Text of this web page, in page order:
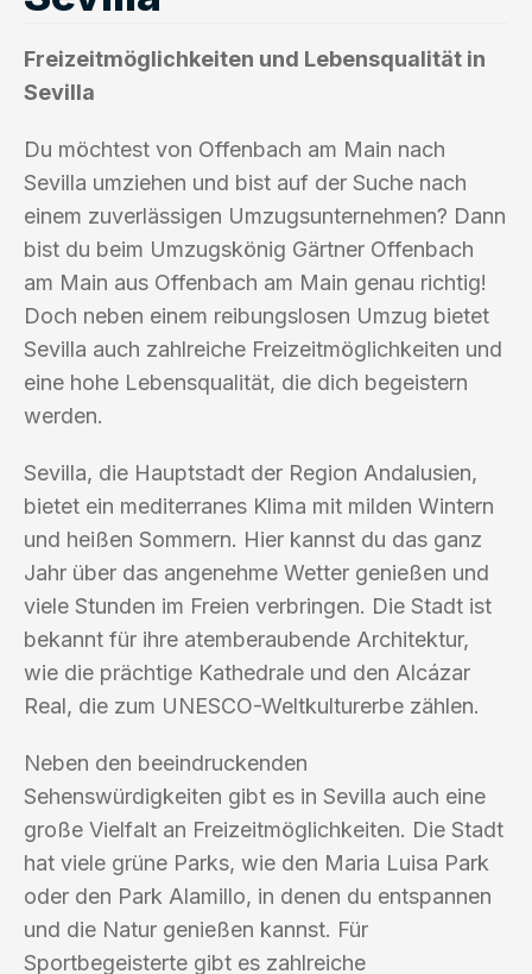
Freizeitmöglichkeiten und Lebensqualität in
Sevilla
Du möchtest von Offenbach am Main nach
Sevilla umziehen und bist auf der Suche nach
einem zuverlässigen Umzugsunternehmen? Dann
bist du beim Umzugskönig Gärtner Offenbach
am Main aus Offenbach am Main genau richtig!
Doch neben einem reibungslosen Umzug bietet
Sevilla auch zahlreiche Freizeitmöglichkeiten und
eine hohe Lebensqualität, die dich begeistern
werden.
Sevilla, die Hauptstadt der Region Andalusien,
bietet ein mediterranes Klima mit milden Wintern
und heißen Sommern. Hier kannst du das ganz
Jahr über das angenehme Wetter genießen und
viele Stunden im Freien verbringen. Die Stadt ist
bekannt für ihre atemberaubende Architektur,
wie die prächtige Kathedrale und den Alcázar
Real, die zum UNESCO-Weltkulturerbe zählen.
Neben den beeindruckenden
Sehenswürdigkeiten gibt es in Sevilla auch eine
große Vielfalt an Freizeitmöglichkeiten. Die Stadt
hat viele grüne Parks, wie den Maria Luisa Park
oder den Park Alamillo, in denen du entspannen
und die Natur genießen kannst. Für
Sportbegeisterte gibt es zahlreiche